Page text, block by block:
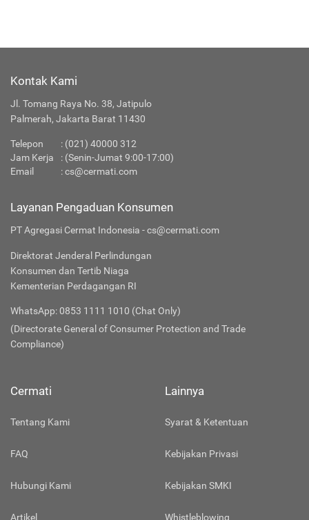
Kontak Kami
Jl. Tomang Raya No. 38, Jatipulo
Palmerah, Jakarta Barat 11430
Telepon : (021) 40000 312
Jam Kerja
: (Senin-Jumat 9:00-17:00)
Email
:cs@cermati.com
Layanan Pengaduan Konsumen
PT Agregasi Cermat Indonesia - cs@cermati.com
Direktorat Jenderal Perlindungan
Konsumen dan Tertib Niaga
Kementerian Perdagangan RI
WhatsApp: 0853 1111 1010 (Chat Only)
(Directorate General of Consumer Protection and Trade
Compliance)
Cermati
Tentang Kami
FAQ
Hubungi Kami
Artikel
Lainnya
Syarat & Ketentuan
Kebijakan Privasi
Kebijakan SMKI
Whistleblowing